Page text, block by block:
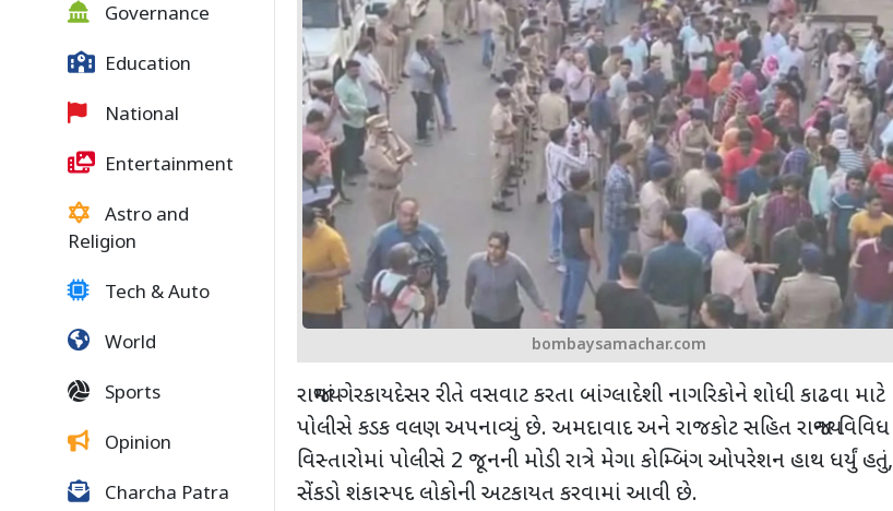
Governance
Education
National
Entertainment
Astro and
Religion
Tech & Auto
World
Sports
Opinion
Charcha Patra
bombaysamachar.com
રાજ્યમાં ગેરકાયદેસર રીતે વસવાટ કરતા બાંગ્લાદેશી નાગરિકોને શોધી કાઢવા માટે
પોલીસે કડક વલણ અપનાવ્યું છે. અમદાવાદ અને રાજકોટ સહિત રાજ્યના વિવિધ
વિસ્તારોમાં પોલીસે 2 જૂનની મોડી રાત્રે મેગા કોમ્બિંગ ઓપરેશન હાથ ધર્યું હતું,
સેંકડો શંકાસ્પદ લોકોની અટકાયત કરવામાં આવી છે.